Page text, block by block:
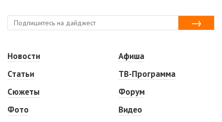
Новости
Статьи
Сюжеты
Фото
Афиша
ТВ-Программа
Форум
Видео